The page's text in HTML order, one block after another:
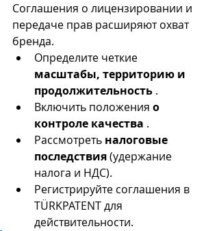
Соглашения о лицензировании и
передаче прав расширяют охват
бренда.
Определите четкие
масштабы, территорию и
продолжительность .
Включить положения о
контроле качества .
Рассмотреть налоговые
последствия (удержание
налога и НДС).
Регистрируйте соглашения в
TÜRKPATENT для
действительности.